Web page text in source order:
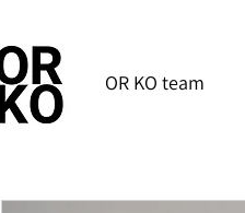
OR KO team